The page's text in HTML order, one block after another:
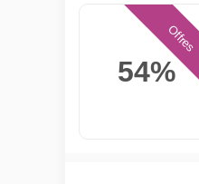
54%
Offres